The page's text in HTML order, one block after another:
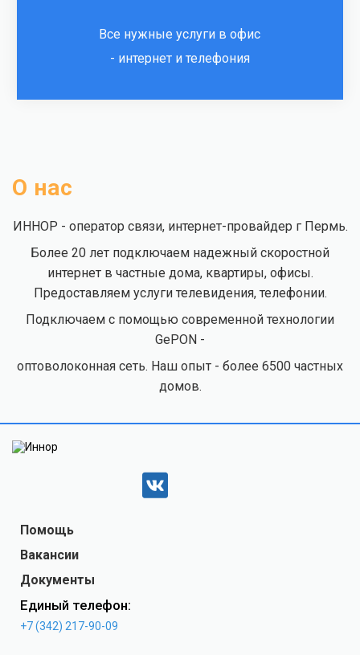
Все нужные услуги в офис
- интернет и телефония
О нас
ИННОР - оператор связи, интернет-провайдер г Пермь.
Более 20 лет подключаем надежный скоростной
интернет в частные дома, квартиры, офисы.
Предоставляем услуги телевидения, телефонии.
Подключаем с помощью современной технологии
GePON -
оптоволоконная сеть. Наш опыт - более 6500 частных
домов.
Помощь
Вакансии
Документы
Единый телефон:
+7 (342) 217-90-09